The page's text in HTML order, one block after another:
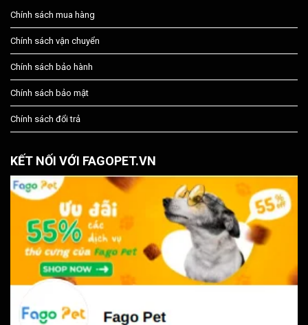
Chính sách mua hàng
Chính sách vận chuyển
Chính sách bảo hành
Chính sách bảo mật
Chính sách đổi trả
KẾT NỐI VỚI FAGOPET.VN